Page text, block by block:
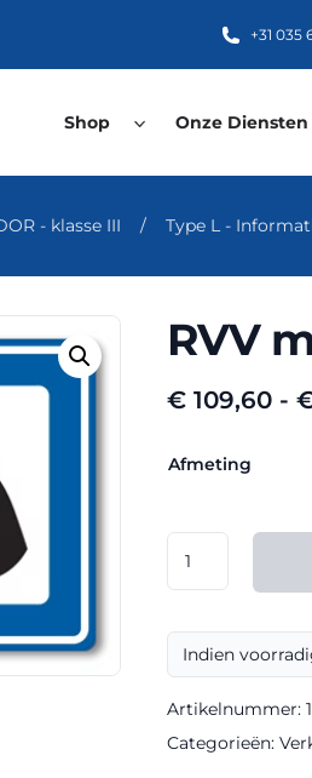
+31 035
Shop Onze Diensten
- klasse III / Type L -
RVV
€ 109,60 -
Afmeting
model
klasse
aantal
Indien
Artikelnummer:
Categorieën: